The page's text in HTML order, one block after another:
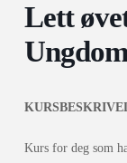
Lett
Kurs for deg som